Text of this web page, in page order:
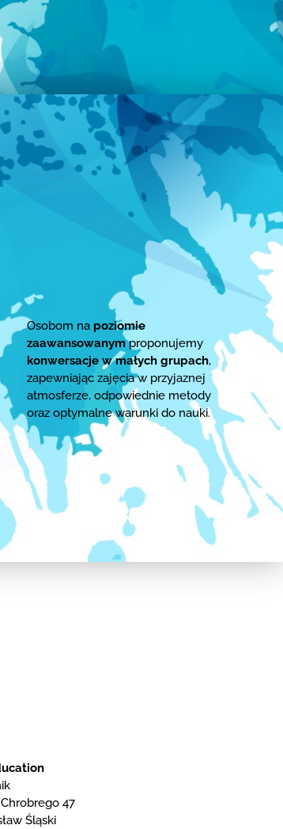
Osobom na poziomie
zaawansowanymproponujemy
konwersacje w małych grupach,
zapewniając zajęcia w przyjaznej
atmosferze, odpowiednie metody
oraz optymalne warunki do nauki.
47
Śląski